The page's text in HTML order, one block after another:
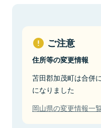
ご注意
住所等の変更情報
苫田郡加茂町は合併
になりました
岡山県の変更情報一